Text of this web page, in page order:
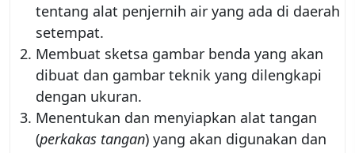
tentang alat penjernih air yang ada di daerah
setempat.
Membuat sketsa gambar benda yang akan
dibuat dan gambar teknik yang dilengkapi
dengan ukuran.
Menentukan dan menyiapkan alat tangan
(perkakas tangan) yang akan digunakan dan